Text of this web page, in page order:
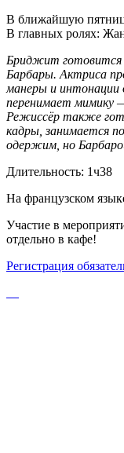
В ближайшую
В главных ролях:
Бриджит готовится
Барбары. Актриса
манеры и интонации
перенимает мимику
Режиссёр также
кадры, занимается
одержим, но
Длительность: 1ч38
На французском
Участие в
отдельно в кафе!
Регистрация